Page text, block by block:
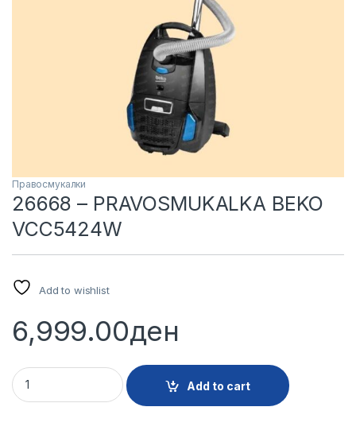
Правосмукалки
26668 – PRAVOSMUKALKA BEKO
VCC5424W
Add to wishlist
6,999.00ден
26668 - PRAVOSMUKALKA BEKO VCC5424W quantity
Add to cart